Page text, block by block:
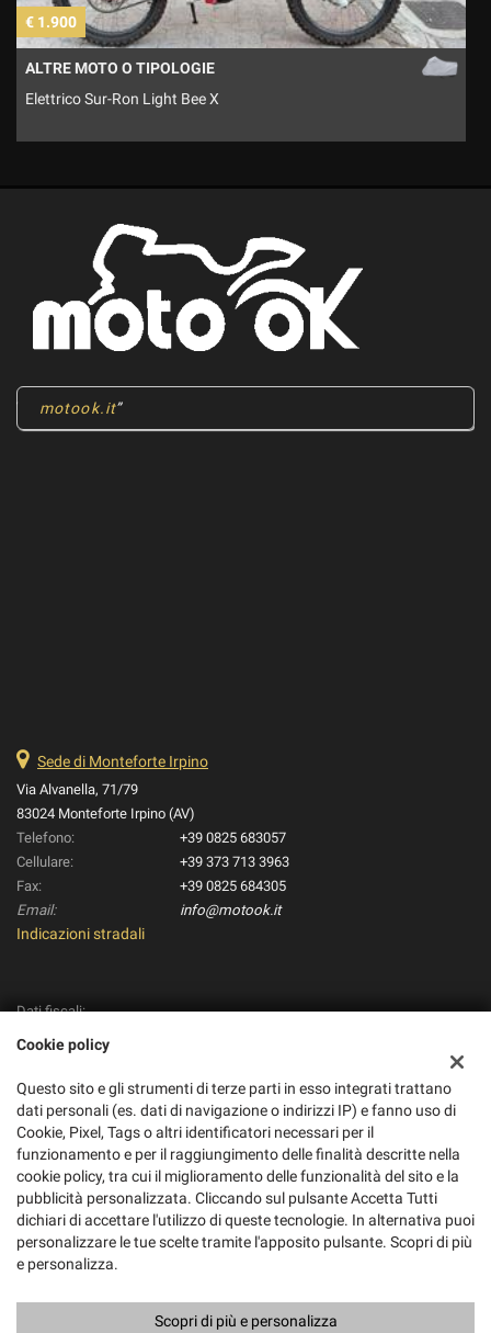
€ 1.900
ALTRE MOTO O TIPOLOGIE
Elettrico Sur-Ron Light Bee X
motook.it
Sede di Monteforte Irpino
Via Alvanella, 71/79
83024 Monteforte Irpino (AV)
Telefono:
+39 0825 683057
Cellulare:
+39 373 713 3963
Fax:
+39 0825 684305
Email:
info@motook.it
Indicazioni stradali
Dati fiscali:
Pico Moto S.R.L.
C.F/P.IVA:01895280434
Registro delle imprese:AV
REA:AV-188862
Copyright © 2026 GestionaleAuto.com S.r.l., Tutti i diritti riservati -
Cookie policy
Questo sito e gli strumenti di terze parti in esso integrati trattano
dati personali (es. dati di navigazione o indirizzi IP) e fanno uso di
Cookie, Pixel, Tags o altri identificatori necessari per il
funzionamento e per il raggiungimento delle finalità descritte nella
cookie policy, tra cui il miglioramento delle funzionalità del sito e la
pubblicità personalizzata. Cliccando sul pulsante Accetta Tutti
dichiari di accettare l'utilizzo di queste tecnologie. In alternativa puoi
personalizzare le tue scelte tramite l'apposito pulsante. Scopri di più
e personalizza.
Scopri di più e personalizza